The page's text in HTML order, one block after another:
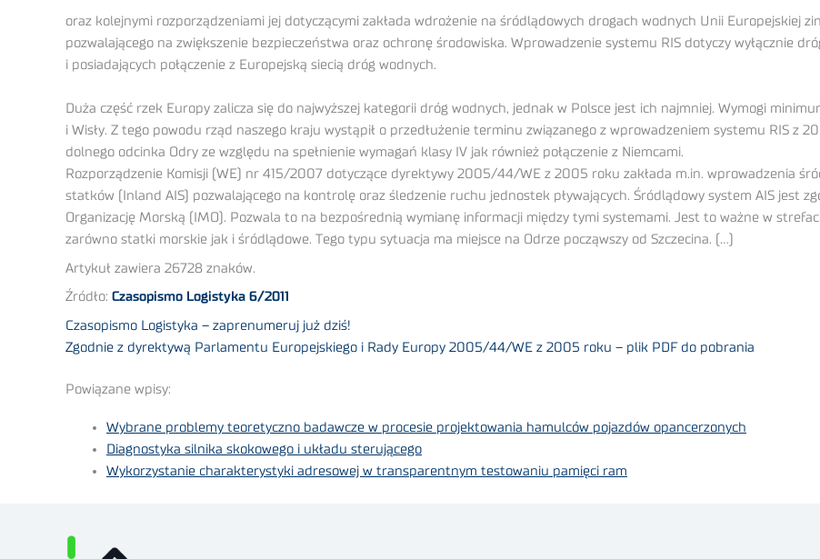
oraz kolejnymi rozporządzeniami jej dotyczącymi zakłada wdrożenie na śródlądowych drogach wodnych Unii Europejskiej
pozwalającego na zwiększenie bezpieczeństwa oraz ochronę środowiska. Wprowadzenie systemu RIS dotyczy wyłącznie
i posiadających połączenie z Europejską siecią dróg wodnych.
Duża część rzek Europy zalicza się do najwyższej kategorii dróg wodnych, jednak w Polsce jest ich najmniej. Wymogi
i Wisły. Z tego powodu rząd naszego kraju wystąpił o przedłużenie terminu związanego z wprowadzeniem systemu RIS z
dolnego odcinka Odry ze względu na spełnienie wymagań klasy IV jak również połączenie z Niemcami.
Rozporządzenie Komisji (WE) nr 415/2007 dotyczące dyrektywy 2005/44/WE z 2005 roku zakłada m.in. wprowadzenia
statków (Inland AIS) pozwalającego na kontrolę oraz śledzenie ruchu jednostek pływających. Śródlądowy system AIS jest
Organizację Morską (IMO). Pozwala to na bezpośrednią wymianę informacji między tymi systemami. Jest to ważne w
zarówno statki morskie jak i śródlądowe. Tego typu sytuacja ma miejsce na Odrze począwszy od Szczecina. (…)
Artykuł zawiera 26728 znaków.
Źródło: Czasopismo Logistyka 6/2011
Czasopismo Logistyka – zaprenumeruj już dziś!
Zgodnie z dyrektywą Parlamentu Europejskiego i Rady Europy 2005/44/WE z 2005 roku – plik PDF do pobrania
Powiązane wpisy:
Wybrane problemy teoretyczno badawcze w procesie projektowania hamulców pojazdów opancerzonych
Diagnostyka silnika skokowego i układu sterującego
Wykorzystanie charakterystyki adresowej w transparentnym testowaniu pamięci ram